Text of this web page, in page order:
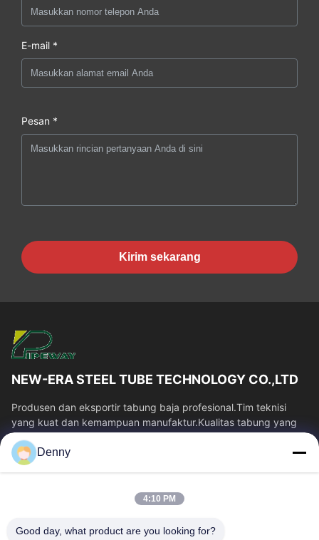
E-mail *
Pesan *
Kirim sekarang
NEW-ERA STEEL TUBE TECHNOLOGY CO.,LTD
Produsen dan eksportir tabung baja profesional.Tim teknisi
yang kuat dan kemampuan manufaktur.Kualitas tabung yang
stabil dan harga yang kompetitif.
Tautan Cepat
Tentang Kami
Tur Pabrik
Kontrol Kualitas
Denny
4:10 PM
Good day, what product are you looking for?